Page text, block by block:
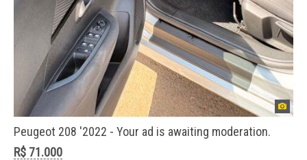
Peugeot 208 '2022 - Your ad is awaiting moderation.
R$ 71.000